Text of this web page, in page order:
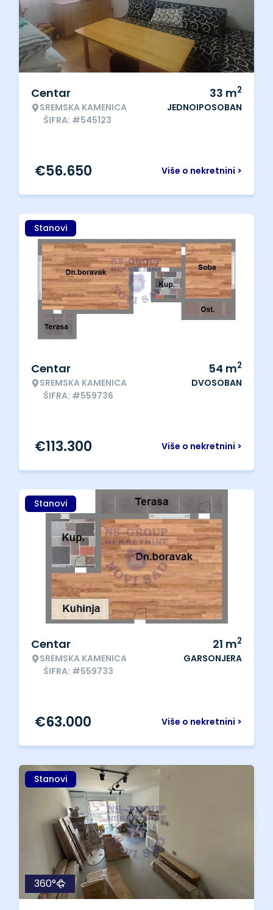
Centar
SREMSKA KAMENICA
ŠIFRA: #545123
33 m2
JEDNOIPOSOBAN
Više o nekretnini >
€56.650
Stanovi
Centar
SREMSKA KAMENICA
ŠIFRA: #559736
54 m2
DVOSOBAN
Više o nekretnini >
€113.300
Stanovi
Centar
SREMSKA KAMENICA
ŠIFRA: #559733
21 m2
GARSONJERA
Više o nekretnini >
€63.000
Stanovi
360°